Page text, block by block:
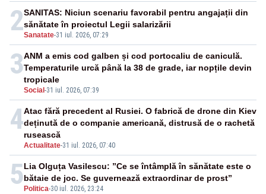
2Sanatate-31 iul. 2026, 07:29
SANITAS: Niciun scenariu favorabil pentru angajații din
sănătate în proiectul Legii salarizării
3
Social -31 iul. 2026, 07:39
ANM a emis cod galben și cod portocaliu de caniculă.
Temperaturile urcă până la 38 de grade, iar nopțile devin
tropicale
4
Actualitate-31 iul. 2026, 07:40
Atac fără precedent al Rusiei. O fabrică de drone din Kiev
deținută de o companie americană, distrusă de o rachetă
rusească
5 Politica-30 iul. 2026, 23:24
Lia Olguța Vasilescu: ”Ce se întâmplă în sănătate este o
bătaie de joc. Se guvernează extraordinar de prost”